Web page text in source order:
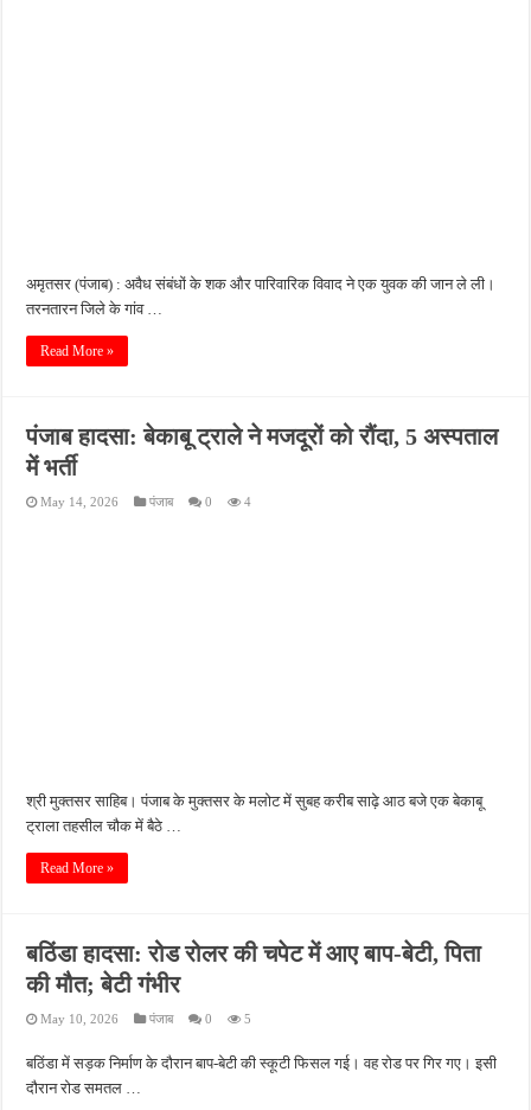
अमृतसर (पंजाब) : अवैध संबंधों के शक और पारिवारिक विवाद ने एक युवक की जान ले ली।
तरनतारन जिले के गांव …
Read More »
पंजाब हादसा: बेकाबू ट्राले ने मजदूरों को रौंदा, 5 अस्पताल
में भर्ती
May 14, 2026 पंजाब 0 4
श्री मुक्तसर साहिब। पंजाब के मुक्तसर के मलोट में सुबह करीब साढ़े आठ बजे एक बेकाबू
ट्राला तहसील चौक में बैठे …
Read More »
बठिंडा हादसा: रोड रोलर की चपेट में आए बाप-बेटी, पिता
की मौत; बेटी गंभीर
May 10, 2026 पंजाब 0 5
बठिंडा में सड़क निर्माण के दौरान बाप-बेटी की स्कूटी फिसल गई। वह रोड पर गिर गए। इसी
दौरान रोड समतल …